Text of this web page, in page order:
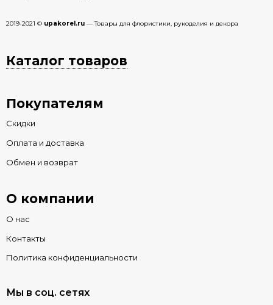
2019-2021 © upakorel.ru — Товары для флористики, рукоделия и декора
Каталог товаров
Покупателям
Скидки
Оплата и доставка
Обмен и возврат
О компании
О нас
Контакты
Политика конфиденциальности
Мы в соц. сетях